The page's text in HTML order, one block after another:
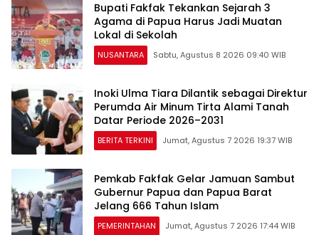
Bupati Fakfak Tekankan Sejarah 3
Agama di Papua Harus Jadi Muatan
Lokal di Sekolah
NUSANTARA Sabtu, Agustus 8 2026 09:40 WIB
Inoki Ulma Tiara Dilantik sebagai Direktur
Perumda Air Minum Tirta Alami Tanah
Datar Periode 2026–2031
BERITA TERKINI Jumat, Agustus 7 2026 19:37 WIB
Pemkab Fakfak Gelar Jamuan Sambut
Gubernur Papua dan Papua Barat
Jelang 666 Tahun Islam
PEMERINTAHAN Jumat, Agustus 7 2026 17:44 WIB